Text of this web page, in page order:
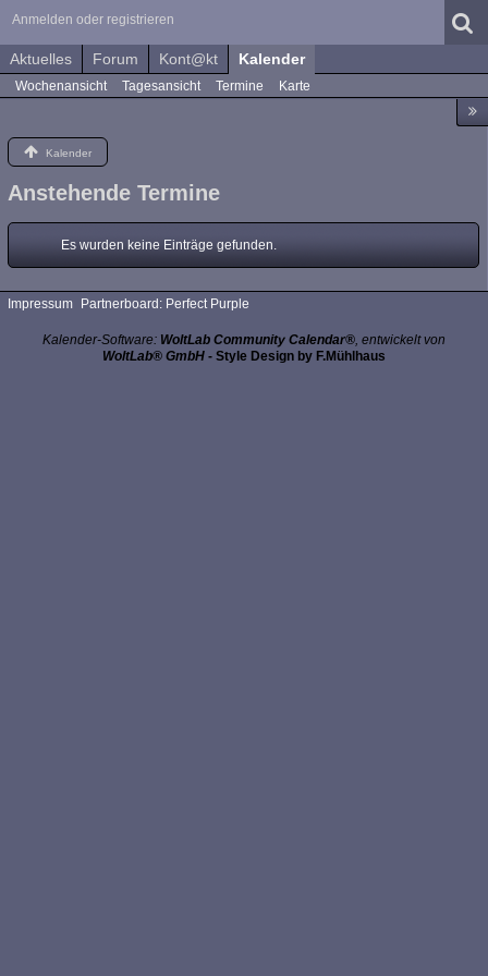
Anmelden oder registrieren
Aktuelles Forum Kont@kt Kalender
Wochenansicht Tagesansicht Termine Karte
Kalender
Anstehende Termine
Es wurden keine Einträge gefunden.
Impressum Partnerboard: Perfect Purple
Kalender-Software: WoltLab Community Calendar®, entwickelt von
WoltLab® GmbH